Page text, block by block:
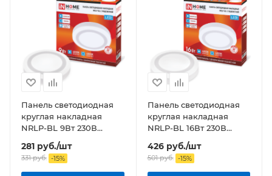
Панель светодиодная
круглая накладная
NRLP-BL 9Вт 230В
4000К 540Лм 145мм с
подсветкой белая IP20
281 руб./шт
331руб. -15%
Панель светодиодная
круглая накладная
NRLP-BL 16Вт 230В
4000К 960Лм 195мм с
подсветкой белая IP20
426руб./шт
501руб. -15%